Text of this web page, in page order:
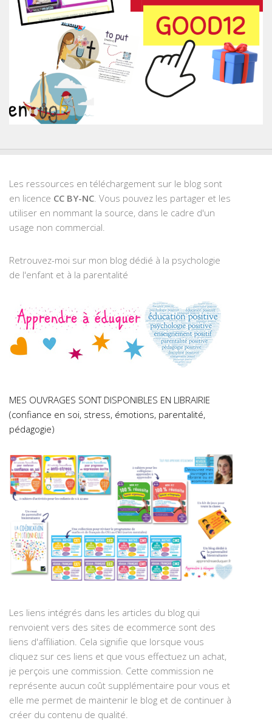
Les ressources en téléchargement sur le blog sont
en licence CC BY-NC. Vous pouvez les partager et les
utiliser en nommant la source, dans le cadre d'un
usage non commercial.
Retrouvez-moi sur mon blog dédié à la psychologie
de l'enfant et à la parentalité
MES OUVRAGES SONT DISPONIBLES EN LIBRAIRIE
(confiance en soi, stress, émotions, parentalité,
pédagogie)
Les liens intégrés dans les articles du blog qui
renvoient vers des sites de ecommerce sont des
liens d'affiliation. Cela signifie que lorsque vous
cliquez sur ces liens et que vous effectuez un achat,
je perçois une commission. Cette commission ne
représente aucun coût supplémentaire pour vous et
elle me permet de maintenir le blog et de continuer à
créer du contenu de qualité.